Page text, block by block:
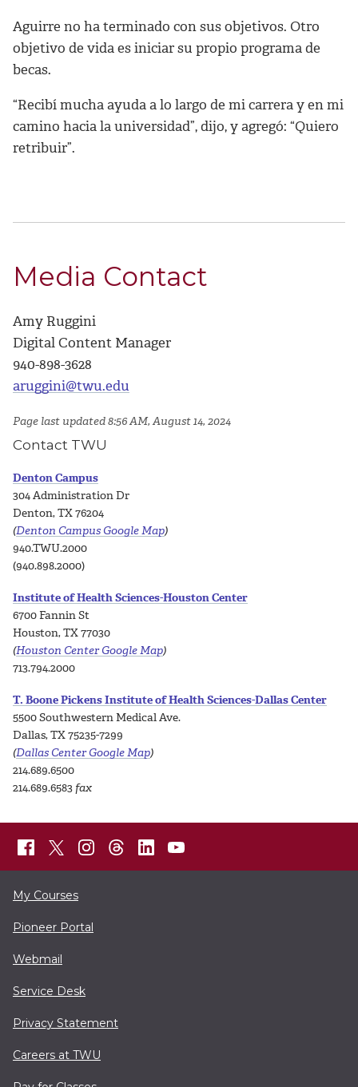
Aguirre no ha terminado con sus objetivos. Otro
objetivo de vida es iniciar su propio programa de
becas.
“Recibí mucha ayuda a lo largo de mi carrera y en mi
camino hacia la universidad”, dijo, y agregó: “Quiero
retribuir”.
Media Contact
Amy Ruggini
Digital Content Manager
940-898-3628
aruggini@twu.edu
Page last updated 8:56 AM, August 14, 2024
Contact TWU
Denton Campus
304 Administration Dr
Denton, TX 76204
(Denton Campus Google Map)
940.TWU.2000
(940.898.2000)
Institute of Health Sciences-Houston Center
6700 Fannin St
Houston, TX 77030
(Houston Center Google Map)
713.794.2000
T. Boone Pickens Institute of Health Sciences-Dallas Center
5500 Southwestern Medical Ave.
Dallas, TX 75235-7299
(Dallas Center Google Map)
214.689.6500
214.689.6583 fax
My Courses
Pioneer Portal
Webmail
Service Desk
Privacy Statement
Careers at TWU